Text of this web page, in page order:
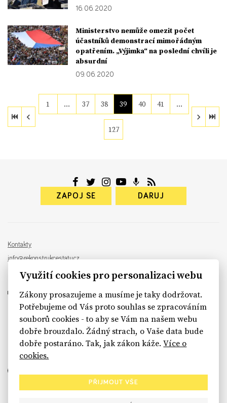
16. 06. 2020
Ministerstvo nemůže omezit počet
účastníků demonstrací mimořádným
opatřením. „Výjimka“ na poslední chvíli je
absurdní
09. 06. 2020
1 … 37 38 39 40 41 …
127
ZAPOJ SE DARUJ
Kontakty
info@rekonstrukcestatu.cz
Návrh a vývoj: Sinfin , ilustrace:
sinfin.digital
Využití cookies pro personalizaci webu
Zákony prosazujeme a musíme je taky dodržovat.
Potřebujeme od Vás proto souhlas se zpracováním
souborů cookies - to aby se Vám na našem webu
dobře brouzdalo. Žádný strach, o Vaše data bude
dobře postaráno. Tak, jak zákon káže.Více o
cookies.
PŘIJMOUT VŠE